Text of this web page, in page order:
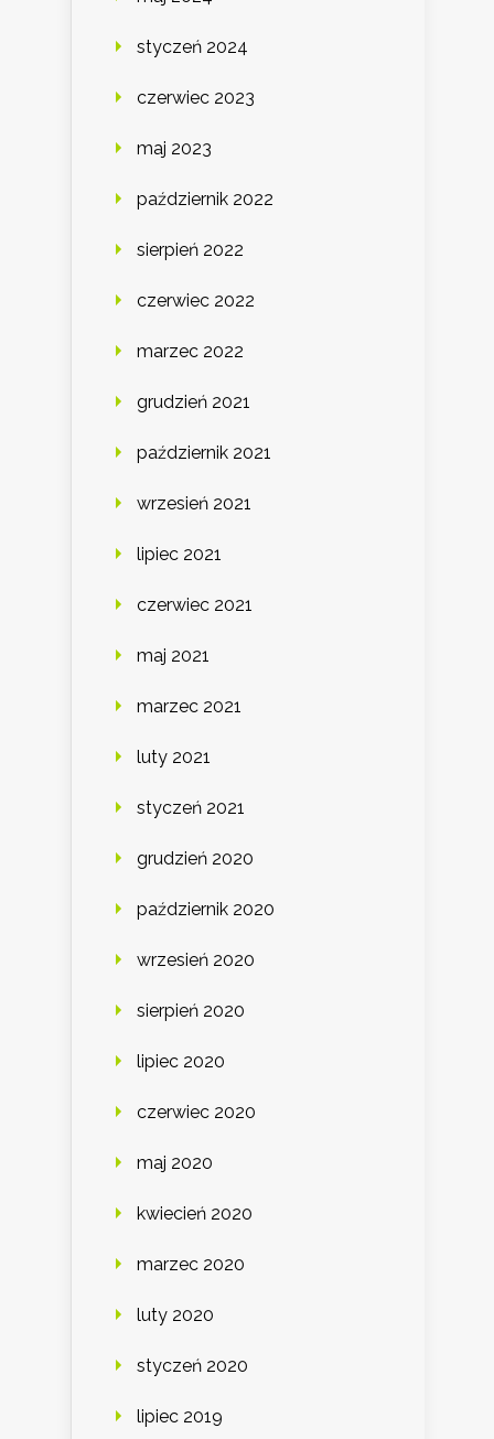
styczeń 2024
czerwiec 2023
maj 2023
październik 2022
sierpień 2022
czerwiec 2022
marzec 2022
grudzień 2021
październik 2021
wrzesień 2021
lipiec 2021
czerwiec 2021
maj 2021
marzec 2021
luty 2021
styczeń 2021
grudzień 2020
październik 2020
wrzesień 2020
sierpień 2020
lipiec 2020
czerwiec 2020
maj 2020
kwiecień 2020
marzec 2020
luty 2020
styczeń 2020
lipiec 2019